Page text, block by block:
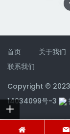
首页 关于我们
联系我们
Copyright © 2023
14034099号-3